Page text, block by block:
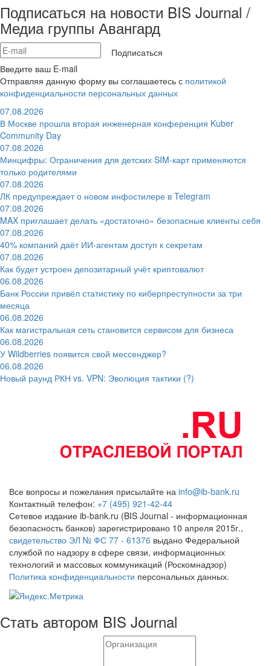
Подписаться на новости BIS Journal /
Медиа группы Авангард
Подписаться
Введите ваш E-mail
Отправляя данную форму вы соглашаетесь с политикой
конфиденциальности персональных данных
07.08.2026
В Москве прошла вторая инженерная конференция Kuber
Community Day
07.08.2026
Минцифры: Ограничения для детских SIM-карт применяются
только родителями
07.08.2026
ЛК предупреждает о новом инфостилере в Telegram
07.08.2026
MAX приглашает делать «достаточно» безопасные клиенты себя
07.08.2026
40% компаний даёт ИИ‑агентам доступ к секретам
07.08.2026
Как будет устроен депозитарный учёт криптовалют
06.08.2026
Банк России привёл статистику по киберпреступности за три
месяца
06.08.2026
Как магистральная сеть становится сервисом для бизнеса
06.08.2026
У Wildberries появится свой мессенджер?
06.08.2026
Новый раунд РКН vs. VPN: Эволюция тактики (?)
Все вопросы и пожелания присылайте на info@ib-bank.ru
Контактный телефон: +7 (495) 921-42-44
Сетевое издание ib-bank.ru (BIS Journal - информационная
безопасность банков) зарегистрировано 10 апреля 2015г.,
свидетельство ЭЛ № ФС 77 - 61376 выдано Федеральной
службой по надзору в сфере связи, информационных
технологий и массовых коммуникаций (Роскомнадзор)
Политика конфиденциальности персональных данных.
Стать автором BIS Journal